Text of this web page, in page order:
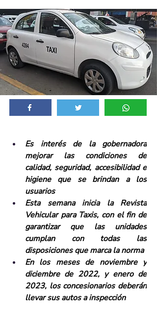
Es interés de la gobernadora
mejorar las condiciones de
calidad, seguridad, accesibilidad e
higiene que se brindan a los
usuarios
Esta semana inicia la Revista
Vehicular para Taxis, con el fin de
garantizar que las unidades
cumplan con todas las
disposiciones que marca la norma
En los meses de noviembre y
diciembre de 2022, y enero de
2023, los concesionarios deberán
llevar sus autos a inspección